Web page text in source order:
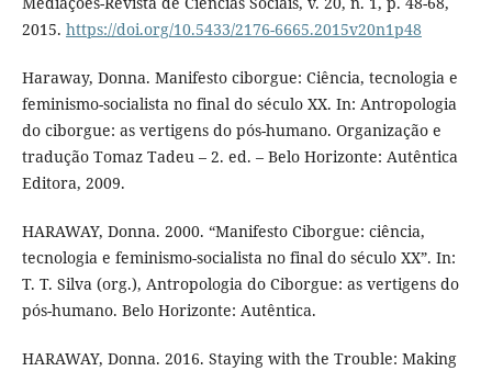
2015. https://doi.org/10.5433/2176-6665.2015v20n1p48
Haraway, Donna. Manifesto ciborgue: Ciência, tecnologia e
feminismo-socialista no final do século XX. In: Antropologia
do ciborgue: as vertigens do pós-humano. Organização e
tradução Tomaz Tadeu – 2. ed. – Belo Horizonte: Autêntica
Editora, 2009.
HARAWAY, Donna. 2000. “Manifesto Ciborgue: ciência,
tecnologia e feminismo-socialista no final do século XX”. In:
T. T. Silva (org.), Antropologia do Ciborgue: as vertigens do
pós-humano. Belo Horizonte: Autêntica.
HARAWAY, Donna. 2016. Staying with the Trouble: Making